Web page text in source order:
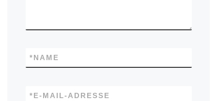
NAME
*
E-MAIL-ADRESSE
*